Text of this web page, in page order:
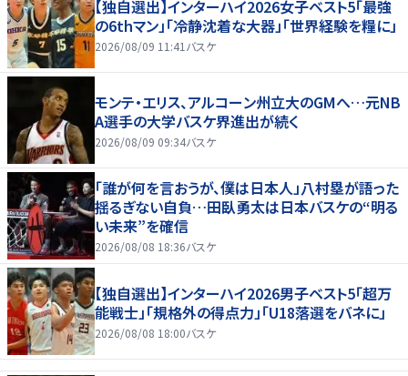
【独自選出】インターハイ2026女子ベスト5「最強
の6thマン」「冷静沈着な大器」「世界経験を糧に」
2026/08/09 11:41 バスケ
モンテ・エリス、アルコーン州立大のGMへ…元NB
A選手の大学バスケ界進出が続く
2026/08/09 09:34バスケ
「誰が何を言おうが、僕は日本人」八村塁が語った
揺るぎない自負…田臥勇太は日本バスケの“明る
い未来”を確信
2026/08/08 18:36バスケ
【独自選出】インターハイ2026男子ベスト5「超万
能戦士」「規格外の得点力」「U18落選をバネに」
2026/08/08 18:00バスケ